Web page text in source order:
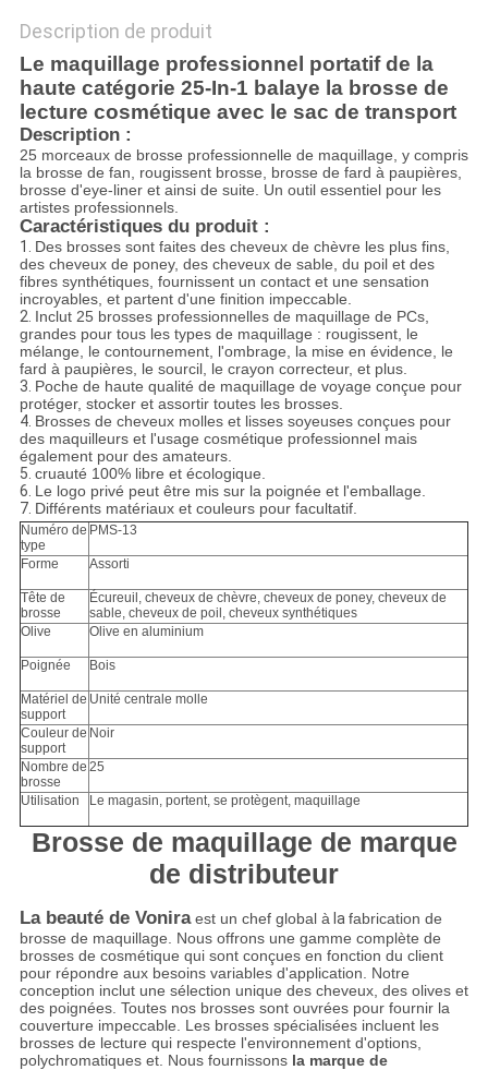
Description de produit
Le maquillage professionnel portatif de la
haute catégorie 25-In-1 balaye la brosse de
lecture cosmétique avec le sac de transport
Description :
25 morceaux de brosse professionnelle de maquillage, y compris
la brosse de fan, rougissent brosse, brosse de fard à paupières,
brosse d'eye-liner et ainsi de suite. Un outil essentiel pour les
artistes professionnels.
Caractéristiques du produit :
1. Des brosses sont faites des cheveux de chèvre les plus fins,
des cheveux de poney, des cheveux de sable, du poil et des
fibres synthétiques, fournissent un contact et une sensation
incroyables, et partent d'une finition impeccable.
2. Inclut 25 brosses professionnelles de maquillage de PCs,
grandes pour tous les types de maquillage : rougissent, le
mélange, le contournement, l'ombrage, la mise en évidence, le
fard à paupières, le sourcil, le crayon correcteur, et plus.
3. Poche de haute qualité de maquillage de voyage conçue pour
protéger, stocker et assortir toutes les brosses.
4. Brosses de cheveux molles et lisses soyeuses conçues pour
des maquilleurs et l'usage cosmétique professionnel mais
également pour des amateurs.
5. cruauté 100% libre et écologique.
6. Le logo privé peut être mis sur la poignée et l'emballage.
7. Différents matériaux et couleurs pour facultatif.
Numéro de
type
PMS-13
Forme Assorti
Tête de
brosse
Écureuil, cheveux de chèvre, cheveux de poney, cheveux de
sable, cheveux de poil, cheveux synthétiques
Olive
Olive en aluminium
Poignée Bois
Matériel de
support
Unité centrale molle
Couleur de
support
Noir
Nombre de
brosse
25
Utilisation Le magasin, portent, se protègent, maquillage
Brosse de maquillage de marque
de distributeur
La beauté de Voniraest un chef global àlafabrication de
brosse de maquillage. Nous offrons une gamme complète de
brosses de cosmétique qui sont conçues en fonction du client
pour répondre aux besoins variables d'application. Notre
conception inclut une sélection unique des cheveux, des olives et
des poignées. Toutes nos brosses sont ouvrées pour fournir la
couverture impeccable. Les brosses spécialisées incluent les
brosses de lecture qui respecte l'environnement d'options,
polychromatiques et. Nous fournissons la marque de